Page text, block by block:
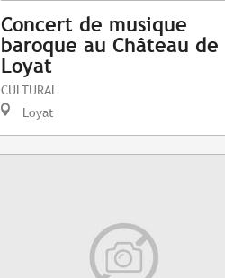
Concert de musique
baroque au Château de
Loyat
CULTURAL
Loyat